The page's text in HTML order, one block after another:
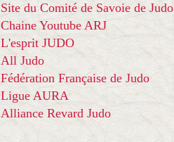
Site du Comité de Savoie de Judo
Chaine Youtube ARJ
L'esprit JUDO
All Judo
Fédération Française de Judo
Ligue AURA
Alliance Revard Judo